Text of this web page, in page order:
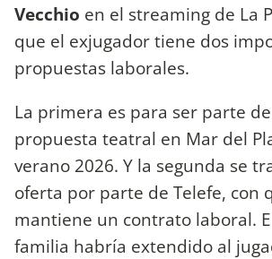
Vecchio en el streaming de La
que el exjugador tiene dos
propuestas laborales.
La primera es para ser parte
propuesta teatral en Mar del
verano 2026. Y la segunda se
oferta por parte de Telefe, con
mantiene un contrato laboral.
familia habría extendido al